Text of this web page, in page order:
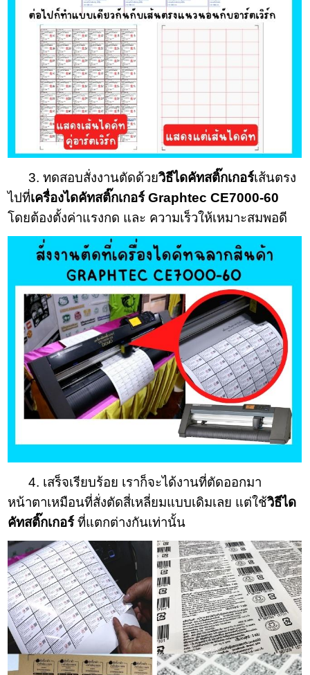
3. ทดสอบสั่งงานตัดด้วยวิธีไดคัทสติ๊กเกอร์เส้นตรง
ไปที่เครื่องไดคัทสติ๊กเกอร์ Graphtec CE7000-60
โดยต้องตั้งค่าแรงกด และ ความเร็วให้เหมาะสมพอดี
4. เสร็จเรียบร้อย เราก็จะได้งานที่ตัดออกมา
หน้าตาเหมือนที่สั่งตัดสี่เหลี่ยมแบบเดิมเลย แต่ใช้วิธีได
คัทสติ๊กเกอร์ที่แตกต่างกันเท่านั้น